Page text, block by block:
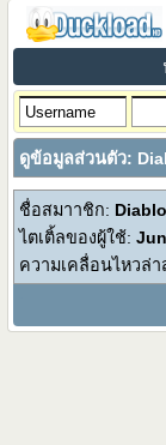
ดูข้อมูลส่วนตัว:
ชื่อสมาาชิก:
ไตเติ้ลของผู้ใช้:
ความเคลื่อนไหวล่า